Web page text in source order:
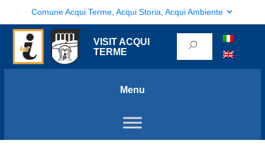
Comune Acqui Terme, Acqui Storia, Acqui Ambiente
VISIT ACQUI
TERME
Menu